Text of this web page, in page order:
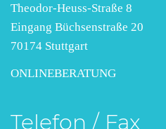
Theodor-Heuss-Straße 8
Eingang Büchsenstraße 20
70174 Stuttgart
ONLINEBERATUNG
Telefon / Fax